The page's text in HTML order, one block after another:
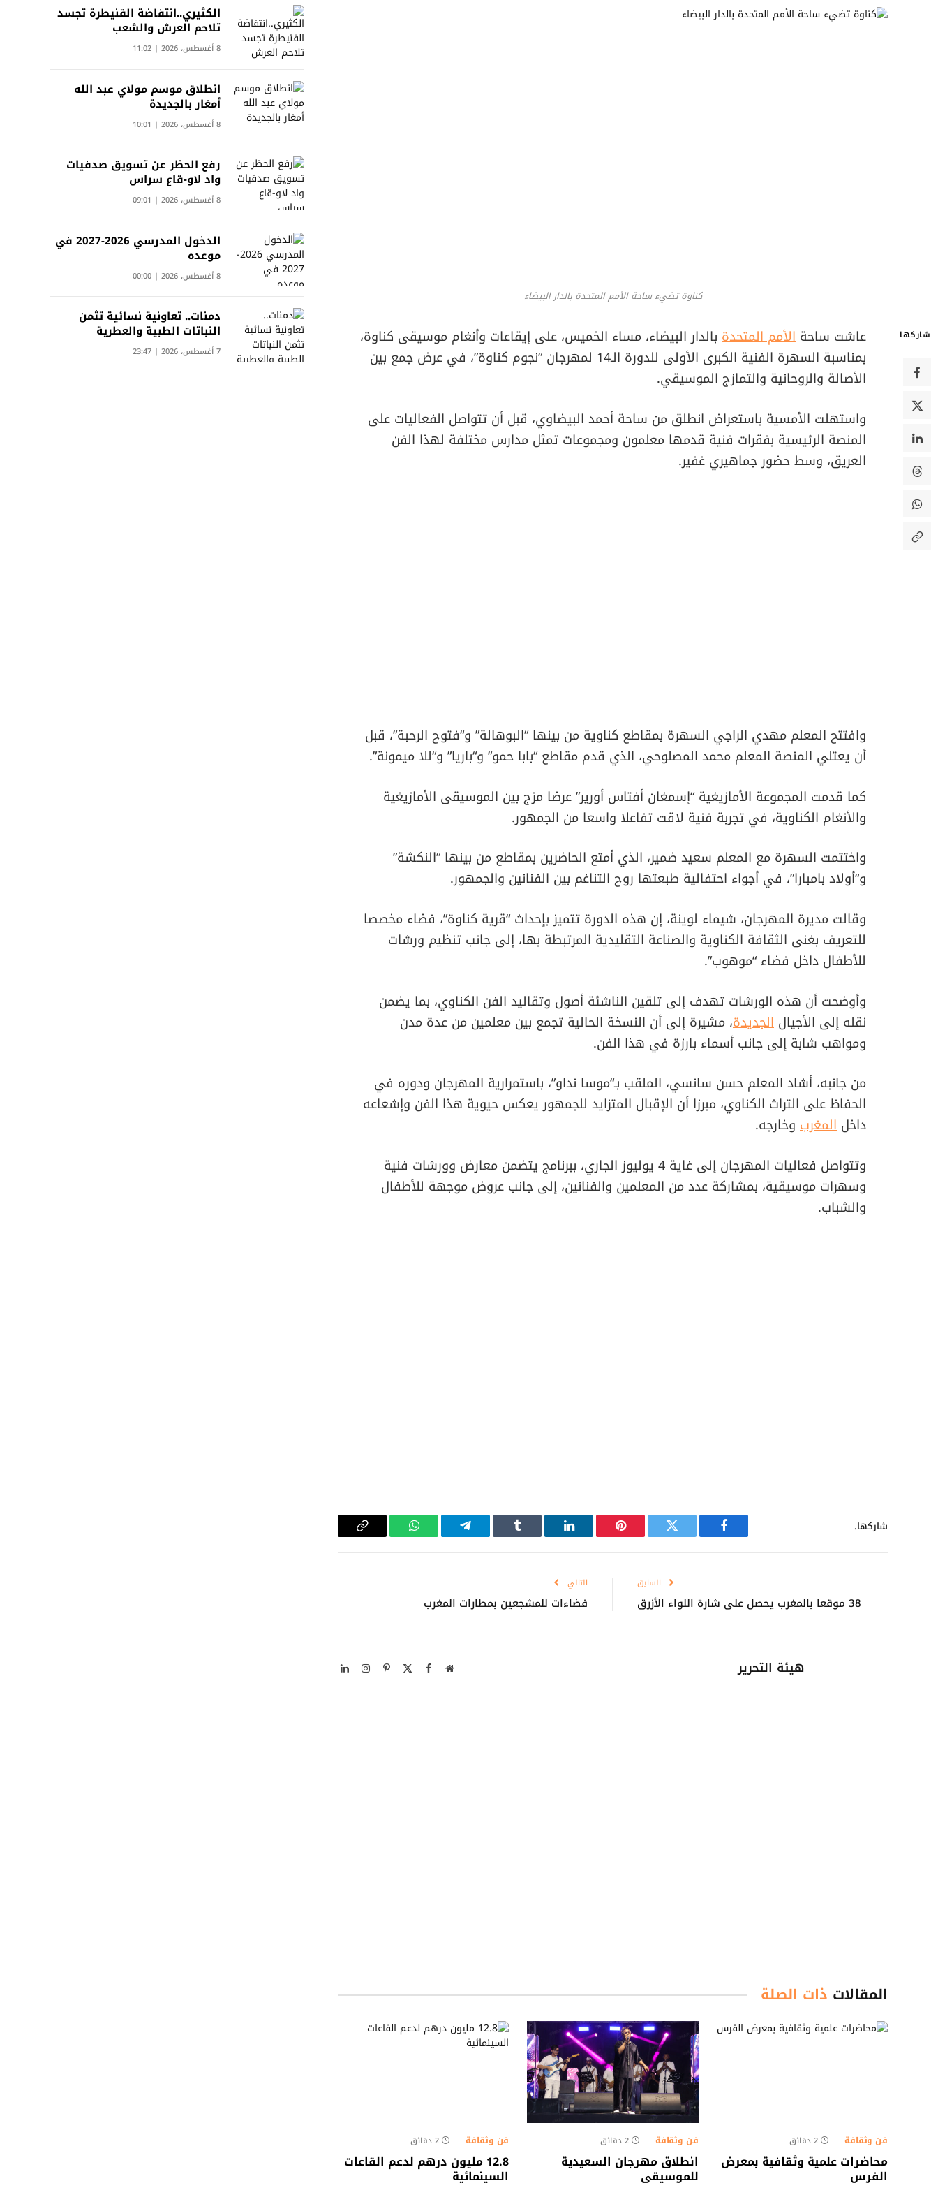
كناوة تضيء ساحة الأمم المتحدة بالدار البيضاء
شاركها عاشت ساحة الأمم المتحدة بالدار البيضاء، مساء الخميس، على إيقاعات وأنغام موسيقى كناوة،
بمناسبة السهرة الفنية الكبرى الأولى للدورة الـ14 لمهرجان “نجوم كناوة”، في عرض جمع بين
الأصالة والروحانية والتمازج الموسيقي.
واستهلت الأمسية باستعراض انطلق من ساحة أحمد البيضاوي، قبل أن تتواصل الفعاليات على
المنصة الرئيسية بفقرات فنية قدمها معلمون ومجموعات تمثل مدارس مختلفة لهذا الفن
العريق، وسط حضور جماهيري غفير.
وافتتح المعلم مهدي الراجي السهرة بمقاطع كناوية من بينها “البوهالة” و“فتوح الرحبة”، قبل
أن يعتلي المنصة المعلم محمد المصلوحي، الذي قدم مقاطع “بابا حمو” و“باريا” و“للا ميمونة”.
كما قدمت المجموعة الأمازيغية “إسمغان أفتاس أورير” عرضا مزج بين الموسيقى الأمازيغية
والأنغام الكناوية، في تجربة فنية لاقت تفاعلا واسعا من الجمهور.
واختتمت السهرة مع المعلم سعيد ضمير، الذي أمتع الحاضرين بمقاطع من بينها “النكشة”
و“أولاد بامبارا”، في أجواء احتفالية طبعتها روح التناغم بين الفنانين والجمهور.
وقالت مديرة المهرجان، شيماء لوينة، إن هذه الدورة تتميز بإحداث “قرية كناوة”، فضاء مخصصا
للتعريف بغنى الثقافة الكناوية والصناعة التقليدية المرتبطة بها، إلى جانب تنظيم ورشات
للأطفال داخل فضاء “موهوب”.
وأوضحت أن هذه الورشات تهدف إلى تلقين الناشئة أصول وتقاليد الفن الكناوي، بما يضمن
نقله إلى الأجيال الجديدة، مشيرة إلى أن النسخة الحالية تجمع بين معلمين من عدة مدن
ومواهب شابة إلى جانب أسماء بارزة في هذا الفن.
من جانبه، أشاد المعلم حسن سانسي، الملقب بـ“موسا نداو”، باستمرارية المهرجان ودوره في
الحفاظ على التراث الكناوي، مبرزا أن الإقبال المتزايد للجمهور يعكس حيوية هذا الفن وإشعاعه
داخل المغرب وخارجه.
وتتواصل فعاليات المهرجان إلى غاية 4 يوليوز الجاري، ببرنامج يتضمن معارض وورشات فنية
وسهرات موسيقية، بمشاركة عدد من المعلمين والفنانين، إلى جانب عروض موجهة للأطفال
والشباب.
شاركها.
فيسبوك تويتر بينتيريستلينكدإن Tumblr تيلقرام واتساب
Copy
السابق
38 موقعا بالمغرب يحصل على شارة اللواء الأزرق
التالي
فضاءات للمشجعين بمطارات المغرب
هيئة التحرير
موقعفيسبوك بينتيريستالانستغرام
لينكدإن
المقالات ذات الصلة
فن وثقافة 2 دقائق
محاضرات علمية وثقافية بمعرض
الفرس
فن وثقافة 2 دقائق
انطلاق مهرجان السعيدية
للموسيقى
فن وثقافة 2 دقائق
12.8 مليون درهم لدعم القاعات
السينمائية
الكثيري..انتفاضة القنيطرة تجسد
تلاحم العرش والشعب
8 أغسطس، 2026 | 11:02
انطلاق موسم مولاي عبد الله
أمغار بالجديدة
8 أغسطس، 2026 | 10:01
رفع الحظر عن تسويق صدفيات
واد لاو-قاع سراس
8 أغسطس، 2026 | 09:01
الدخول المدرسي 2026-2027 في
موعده
8 أغسطس، 2026 | 00:00
دمنات.. تعاونية نسائية تثمن
النباتات الطبية والعطرية
7 أغسطس، 2026 | 23:47